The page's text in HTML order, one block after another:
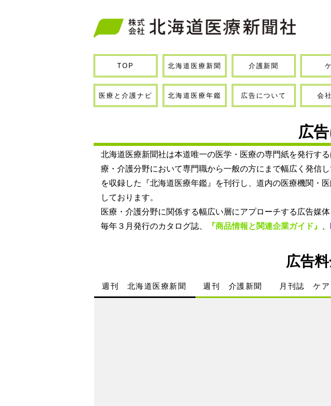
TOP 北海道医療新聞 介護新聞
医療と介護ナビ 北海道医療年鑑 広告について 会
広
北海道医療新聞社は本道唯一の医学・医療の専門紙を発行す
療・介護分野において専門職から一般の方にまで幅広く発信
を収録した『北海道医療年鑑』を刊行し、道内の医療機関・
しております。
医療・介護分野に関係する幅広い層にアプローチする広告媒
​毎年３月発行のカタログ誌、
『商品情報と関連企業ガイド』
広告
週刊 北海道医療新聞 週刊 介護新聞 月刊誌 ケア